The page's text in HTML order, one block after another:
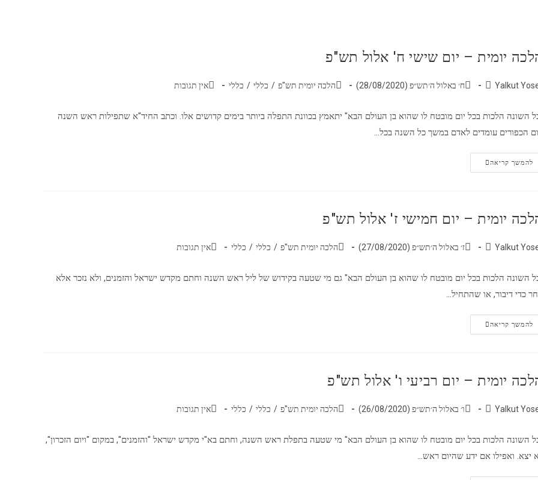
יומית – יום שישי ח' אלול תש"פ
Yalkut ח׳ באלול ה׳תש״פ (28/08/2020) הלכה יומית תש"פ / כללי / כללי אין תגובות
השונה הלכות בכל יום מובטח לו שהוא בן העולם הבא" יתאמץ בכוונת התפלה ביותר בימים קדושים אלו. וכתב החיד"א שתפילות ראש השנה
הכפורים עומדים לאדם במשך כל השנה בכל…
להמשך קריאה
יומית – יום חמישי ז' אלול תש"פ
Yalkut ז׳ באלול ה׳תש״פ (27/08/2020) הלכה יומית תש"פ / כללי / כללי אין תגובות
השונה הלכות בכל יום מובטח לו שהוא בן העולם הבא" גם מי שטעה בקידוש של ליל ראש השנה וחתם מקדש ישראל והזמנים, ולא נזכר אלא
כדי דיבור, או שהתחיל…
להמשך קריאה
יומית – יום רביעי ו' אלול תש"פ
Yalkut ו׳ באלול ה׳תש״פ (26/08/2020) הלכה יומית תש"פ / כללי / כללי אין תגובות
השונה הלכות בכל יום מובטח לו שהוא בן העולם הבא" מי שטעה בתפלת ראש השנה, וחתם בא"י מקדש ישראל "והזמנים", במקום "ויום הזכרון",
יצא. ואפילו אם ידע שהיום ראש…